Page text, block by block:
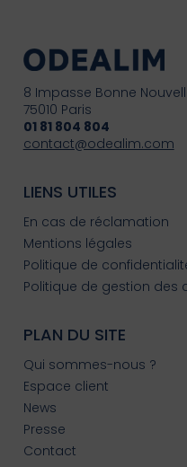
8 Impasse Bonne
75010 Paris
01 81 804 804
contact@odealim.com
LIENS UTILES
En cas de réclamation
Mentions légales
Politique de
Politique de gestion des
PLAN DU SITE
Qui sommes-nous ?
Espace client
News
Presse
Contact